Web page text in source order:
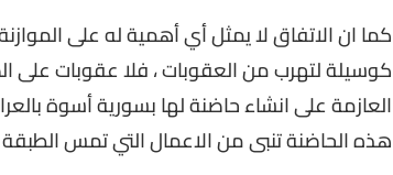
كما ان الاتفاق لا يمثل أي أهمية له على
كوسيلة لتهرب من العقوبات ، فلا عقوبات على
العازمة على انشاء حاضنة لها بسورية أسوة
هذه الحاضنة تنبى من الاعمال التي تمس الطبقة